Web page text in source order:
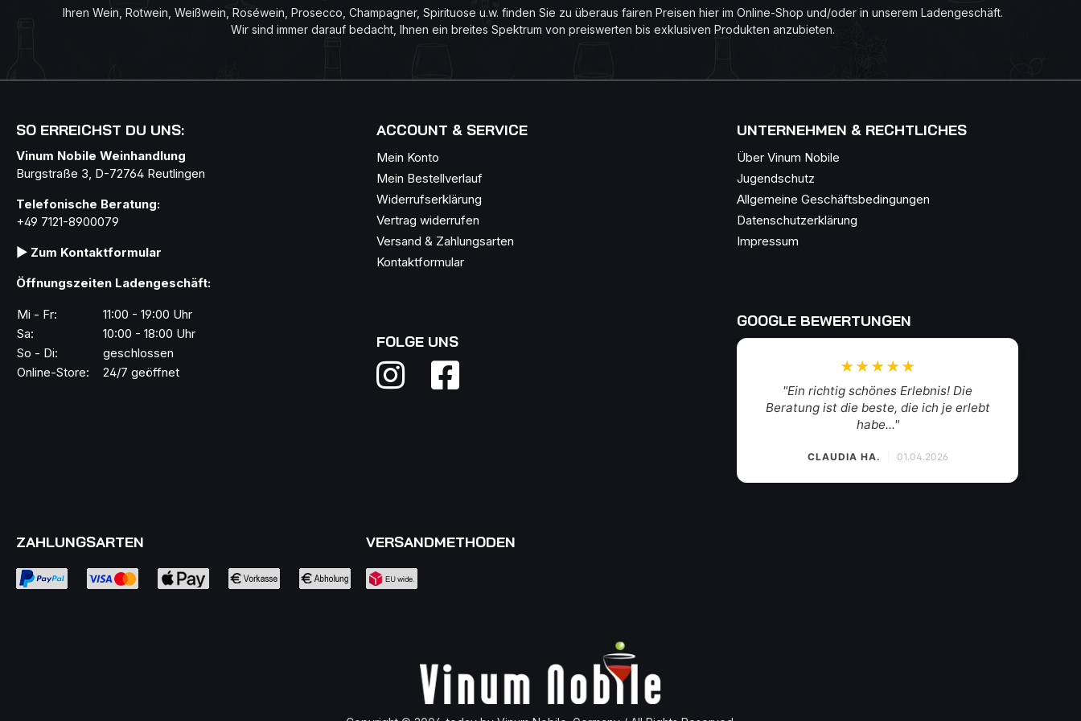
Ihren Wein, Rotwein, Weißwein, Roséwein, Prosecco, Champagner, Spirituose u.w. finden Sie zu überaus fairen Preisen hier im Online-Shop und/oder in unserem Ladengeschäft.
Wir sind immer darauf bedacht, Ihnen ein breites Spektrum von preiswerten bis exklusiven Produkten anzubieten.
SO ERREICHST DU UNS:
Vinum Nobile Weinhandlung
Burgstraße 3, D-72764 Reutlingen
Telefonische Beratung:
+49 7121-8900079
▶ Zum Kontaktformular
Öffnungszeiten Ladengeschäft:
Mi - Fr:
11:00 - 19:00 Uhr
Sa:
10:00 - 18:00 Uhr
So - Di:
geschlossen
Online-Store:
24/7 geöffnet
ACCOUNT & SERVICE
Mein Konto
Mein Bestellverlauf
Widerrufserklärung
Vertrag widerrufen
Versand & Zahlungsarten
Kontaktformular
FOLGE UNS
UNTERNEHMEN & RECHTLICHES
Über Vinum Nobile
Jugendschutz
Allgemeine Geschäftsbedingungen
Datenschutzerklärung
Impressum
GOOGLE BEWERTUNGEN
★★★★★
"Mein Weinhändler des Vertrauens. Der
Weinkauf zum Wohlfühlen mit herzlichem
Gesp..."
SANDRINA 19.03.2026
ZAHLUNGSARTEN VERSANDMETHODEN